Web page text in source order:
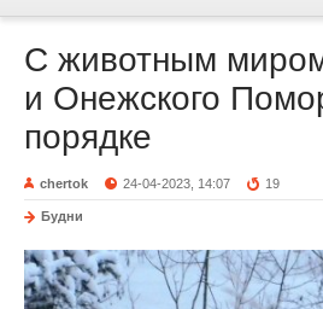
С животным
и Онежского
порядке
chertok 24-04-2023, 14:07 19
Будни